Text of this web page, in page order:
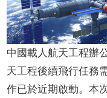
中國載人航天工程辦
天工程後續飛行任務
作已於近期啟動。本